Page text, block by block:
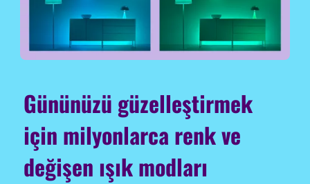
Gününüzü güzelleştirmek
için milyonlarca renk ve
değişen ışık modları